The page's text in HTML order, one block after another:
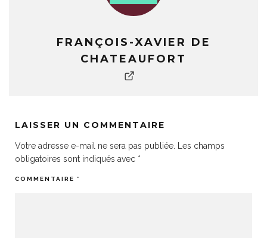
FRANÇOIS-XAVIER DE
CHATEAUFORT
LAISSER UN COMMENTAIRE
Votre adresse e-mail ne sera pas publiée.
Les champs
obligatoires sont indiqués avec *
COMMENTAIRE *